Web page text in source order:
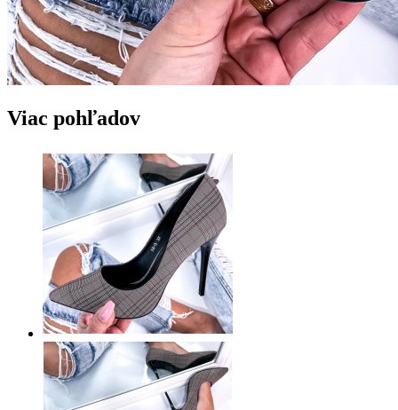
Viac pohľadov